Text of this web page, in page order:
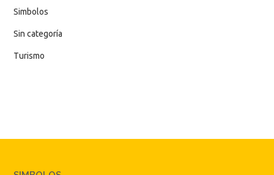
Simbolos
Sin categoría
Turismo